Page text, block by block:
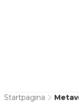
Startpagina